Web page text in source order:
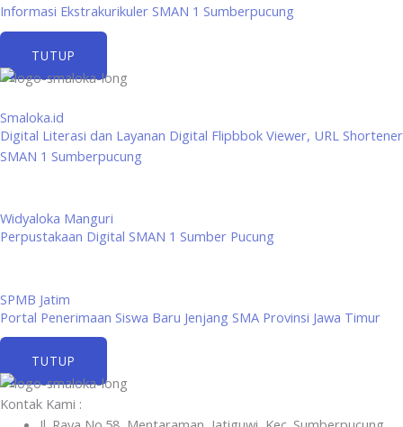
Informasi Ekstrakurikuler SMAN 1 Sumberpucung
TUTUP
Smaloka.id
Digital Literasi dan Layanan Digital Flipbbok Viewer, URL Shortener
SMAN 1 Sumberpucung
Widyaloka Manguri
Perpustakaan Digital SMAN 1 Sumber Pucung
SPMB Jatim
Portal Penerimaan Siswa Baru Jenjang SMA Provinsi Jawa Timur
TUTUP
Kontak Kami :